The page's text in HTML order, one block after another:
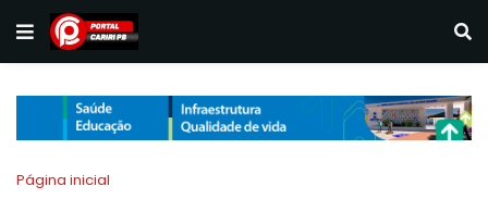
Página inicial